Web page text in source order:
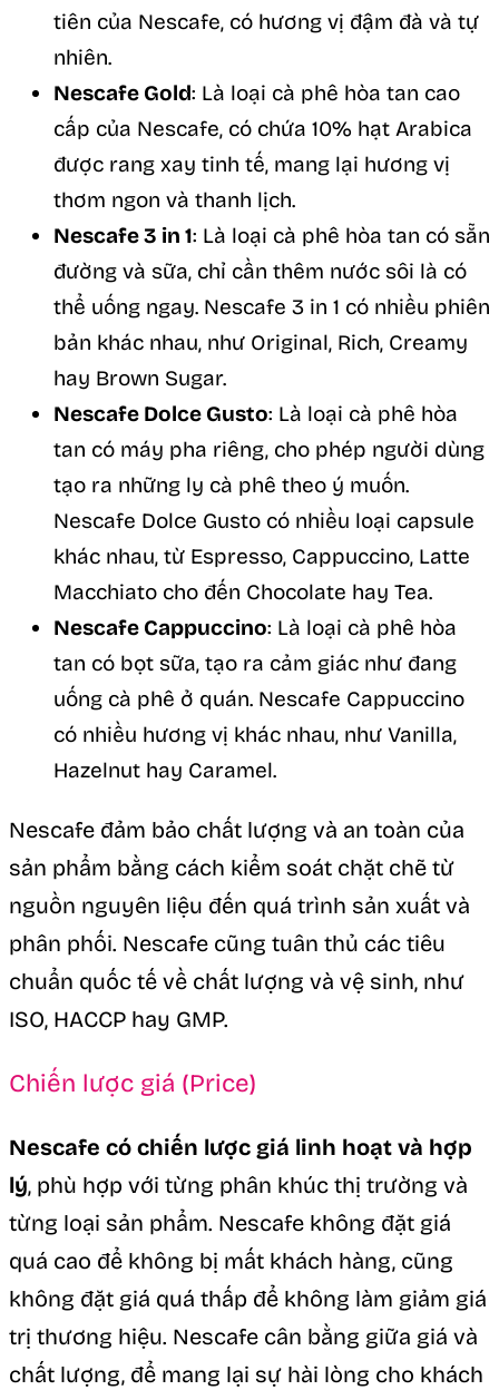
tiên của Nescafe, có hương vị đậm đà và tự
nhiên.
Nescafe Gold: Là loại cà phê hòa tan cao
cấp của Nescafe, có chứa 10% hạt Arabica
được rang xay tinh tế, mang lại hương vị
thơm ngon và thanh lịch.
Nescafe 3 in 1: Là loại cà phê hòa tan có sẵn
đường và sữa, chỉ cần thêm nước sôi là có
thể uống ngay. Nescafe 3 in 1 có nhiều phiên
bản khác nhau, như Original, Rich, Creamy
hay Brown Sugar.
Nescafe Dolce Gusto: Là loại cà phê hòa
tan có máy pha riêng, cho phép người dùng
tạo ra những ly cà phê theo ý muốn.
Nescafe Dolce Gusto có nhiều loại capsule
khác nhau, từ Espresso, Cappuccino, Latte
Macchiato cho đến Chocolate hay Tea.
Nescafe Cappuccino: Là loại cà phê hòa
tan có bọt sữa, tạo ra cảm giác như đang
uống cà phê ở quán. Nescafe Cappuccino
có nhiều hương vị khác nhau, như Vanilla,
Hazelnut hay Caramel.
Nescafe đảm bảo chất lượng và an toàn của
sản phẩm bằng cách kiểm soát chặt chẽ từ
nguồn nguyên liệu đến quá trình sản xuất và
phân phối. Nescafe cũng tuân thủ các tiêu
chuẩn quốc tế về chất lượng và vệ sinh, như
ISO, HACCP hay GMP.
Chiến lược giá (Price)
Nescafe có chiến lược giá linh hoạt và hợp
lý, phù hợp với từng phân khúc thị trường và
từng loại sản phẩm. Nescafe không đặt giá
quá cao để không bị mất khách hàng, cũng
không đặt giá quá thấp để không làm giảm giá
trị thương hiệu. Nescafe cân bằng giữa giá và
chất lượng, để mang lại sự hài lòng cho khách